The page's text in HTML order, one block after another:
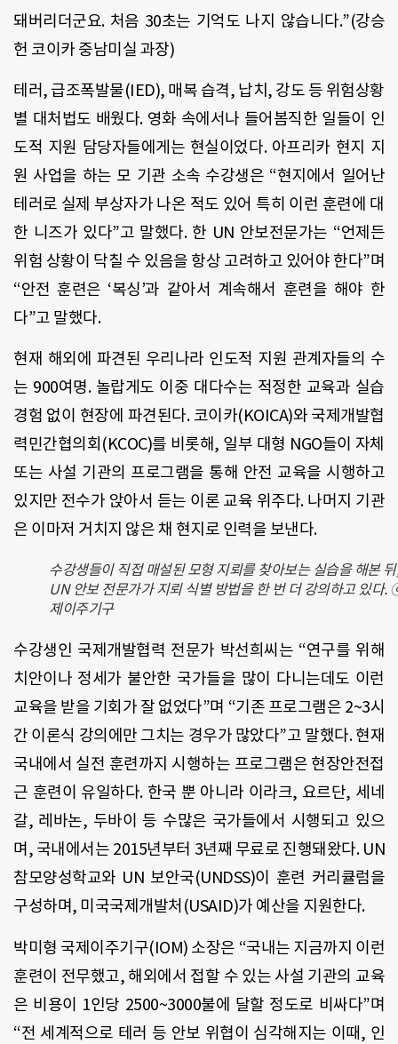
돼버리더군요. 처음 30초는 기억도 나지 않습니다.”(강승
헌 코이카 중남미실 과장)
테러, 급조폭발물(IED), 매복 습격, 납치, 강도 등 위험상황
별 대처법도 배웠다. 영화 속에서나 들어봄직한 일들이 인
도적 지원 담당자들에게는 현실이었다. 아프리카 현지 지
원 사업을 하는 모 기관 소속 수강생은 “현지에서 일어난
테러로 실제 부상자가 나온 적도 있어 특히 이런 훈련에 대
한 니즈가 있다”고 말했다. 한 UN 안보전문가는 “언제든
위험 상황이 닥칠 수 있음을 항상 고려하고 있어야 한다”며
“안전 훈련은 ‘복싱’과 같아서 계속해서 훈련을 해야 한
다”고 말했다.
현재 해외에 파견된 우리나라 인도적 지원 관계자들의 수
는 900여명. 놀랍게도 이중 대다수는 적정한 교육과 실습
경험 없이 현장에 파견된다. 코이카(KOICA)와 국제개발협
력민간협의회(KCOC)를 비롯해, 일부 대형 NGO들이 자체
또는 사설 기관의 프로그램을 통해 안전 교육을 시행하고
있지만 전수가 앉아서 듣는 이론 교육 위주다. 나머지 기관
은 이마저 거치지 않은 채 현지로 인력을 보낸다.
수강생들이 직접 매설된 모형 지뢰를 찾아보는 실습을 해본 뒤,
UN 안보 전문가가 지뢰 식별 방법을 한 번 더 강의하고 있다.
제이주기구
수강생인 국제개발협력 전문가 박선희씨는 “연구를 위해
치안이나 정세가 불안한 국가들을 많이 다니는데도 이런
교육을 받을 기회가 잘 없었다”며 “기존 프로그램은 2~3시
간 이론식 강의에만 그치는 경우가 많았다”고 말했다. 현재
국내에서 실전 훈련까지 시행하는 프로그램은 현장안전접
근 훈련이 유일하다. 한국 뿐 아니라 이라크, 요르단, 세네
갈, 레바논, 두바이 등 수많은 국가들에서 시행되고 있으
며, 국내에서는 2015년부터 3년째 무료로 진행돼왔다. UN
참모양성학교와 UN 보안국(UNDSS)이 훈련 커리큘럼을
구성하며, 미국국제개발처(USAID)가 예산을 지원한다.
박미형 국제이주기구(IOM) 소장은 “국내는 지금까지 이런
훈련이 전무했고, 해외에서 접할 수 있는 사설 기관의 교육
은 비용이 1인당 2500~3000불에 달할 정도로 비싸다”며
“전 세계적으로 테러 등 안보 위협이 심각해지는 이때, 인